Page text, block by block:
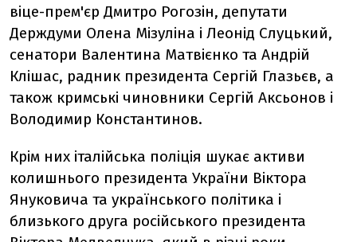
віце-прем'єр Дмитро Рогозін, депутати
Держдуми Олена Мізуліна і Леонід Слуцький,
сенатори Валентина Матвієнко та Андрій
Клішас, радник президента Сергій Глазьєв, а
також кримські чиновники Сергій Аксьонов і
Володимир Константинов.
Крім них італійська поліція шукає активи
колишнього президента України Віктора
Януковича та українського політика і
близького друга російського президента